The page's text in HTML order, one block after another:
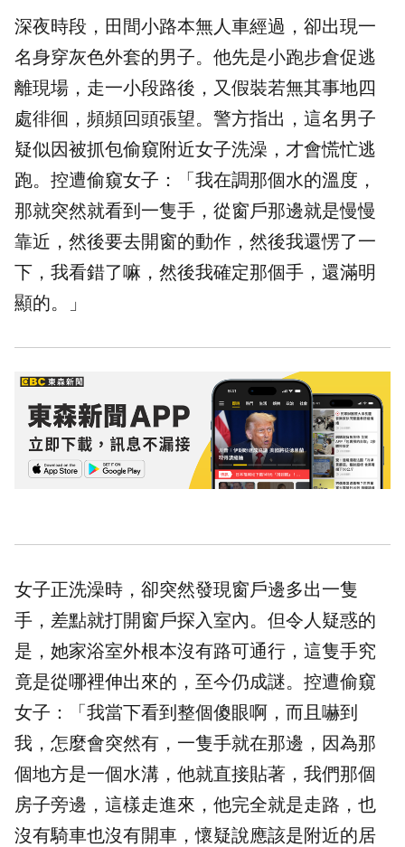
深夜時段，田間小路本無人車經過，卻出現一
名身穿灰色外套的男子。他先是小跑步倉促逃
離現場，走一小段路後，又假裝若無其事地四
處徘徊，頻頻回頭張望。警方指出，這名男子
疑似因被抓包偷窺附近女子洗澡，才會慌忙逃
跑。控遭偷窺女子：「我在調那個水的溫度，
那就突然就看到一隻手，從窗戶那邊就是慢慢
靠近，然後要去開窗的動作，然後我還愣了一
下，我看錯了嘛，然後我確定那個手，還滿明
顯的。」
女子正洗澡時，卻突然發現窗戶邊多出一隻
手，差點就打開窗戶探入室內。但令人疑惑的
是，她家浴室外根本沒有路可通行，這隻手究
竟是從哪裡伸出來的，至今仍成謎。控遭偷窺
女子：「我當下看到整個傻眼啊，而且嚇到
我，怎麼會突然有，一隻手就在那邊，因為那
個地方是一個水溝，他就直接貼著，我們那個
房子旁邊，這樣走進來，他完全就是走路，也
沒有騎車也沒有開車，懷疑說應該是附近的居